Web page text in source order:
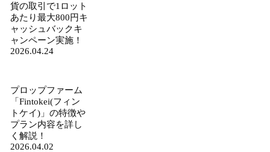
貨の取引で1ロット
あたり最大800円キ
ャッシュバックキ
ャンペーン実施！
2026.04.24
プロップファーム
「Fintokei(フィン
トケイ)」の特徴や
プラン内容を詳し
く解説！
2026.04.02